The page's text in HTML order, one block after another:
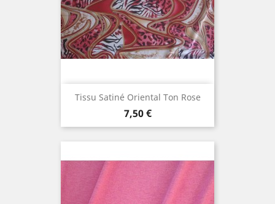
Tissu Satiné Oriental Ton Rose
Prix
7,50 €